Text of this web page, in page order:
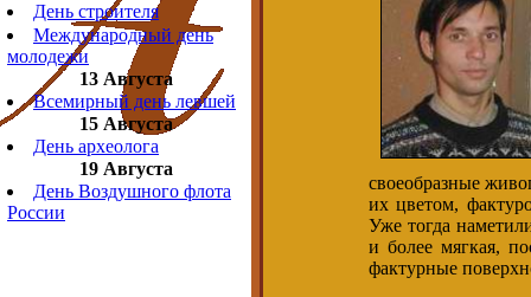
День строителя
Международный день
молодежи
13 Августа
Всемирный день левшей
15 Августа
День археолога
19 Августа
День Воздушного флота
России
своеобразные
их цветом,
Уже тогда
и более мягкая,
фактурные